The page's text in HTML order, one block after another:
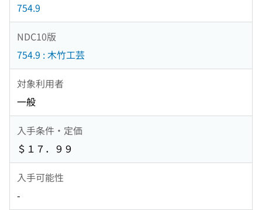
754.9
NDC10版
754.9 : 木竹工芸
対象利用者
一般
入手条件・定価
＄１７．９９
入手可能性
-